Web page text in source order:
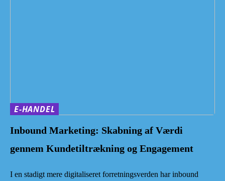
E-HANDEL
Inbound Marketing: Skabning af Værdi
gennem Kundetiltrækning og Engagement
I en stadigt mere digitaliseret forretningsverden har inbound